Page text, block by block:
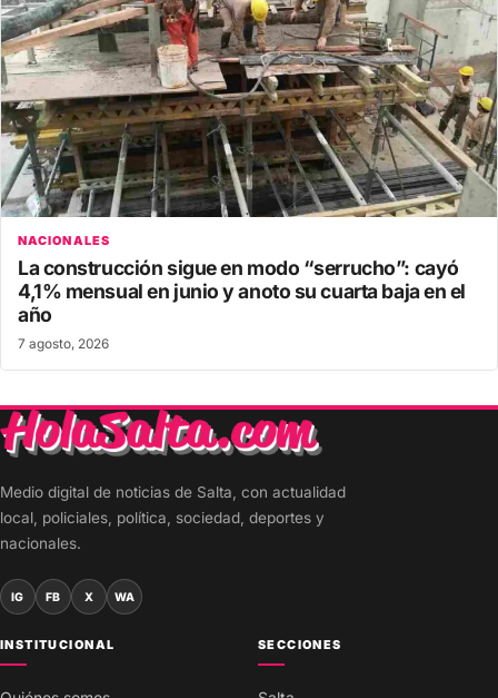
NACIONALES
La construcción sigue en modo “serrucho”: cayó
4,1% mensual en junio y anoto su cuarta baja en el
año
7 agosto, 2026
Medio digital de noticias de Salta, con actualidad
local, policiales, política, sociedad, deportes y
nacionales.
IG FB X WA
INSTITUCIONAL SECCIONES